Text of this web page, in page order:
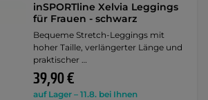
inSPORTline Xelvia Leggings
für Frauen - schwarz
Bequeme Stretch-Leggings mit
hoher Taille, verlängerter Länge und
praktischer …
39,90 €
auf Lager – 11.8. bei Ihnen